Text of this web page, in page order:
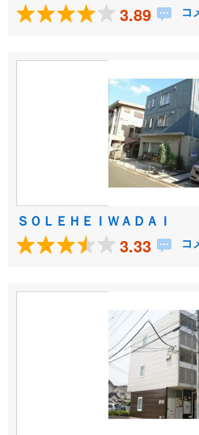
3.89 コ
ＳＯＬＥＨＥＩＷＡＤＡＩ
3.33 コ